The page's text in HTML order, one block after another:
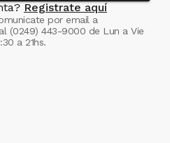
Registrate aquí
por email a
(0249) 443-9000 de Lun a Vie
a 21hs.